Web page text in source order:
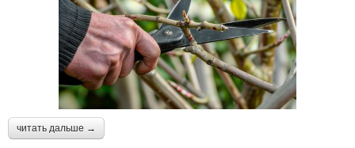
читать дальше →